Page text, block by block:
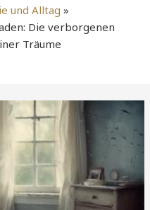
und Alltag
Die verborgenen
Träume